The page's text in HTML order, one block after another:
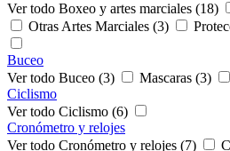
Ver todo Boxeo y artes marciales (18)
Otras Artes Marciales (3)
Buceo
Ver todo Buceo (3)
Mascaras (3)
Ciclismo
Ver todo Ciclismo (6)
Cronómetro y relojes
Ver todo Cronómetro y relojes (7)